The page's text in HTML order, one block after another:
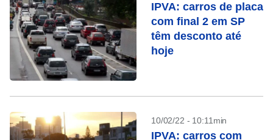
IPVA: carros de placa
com final 2 em SP
têm desconto até
hoje
10/02/22 - 10:11min
IPVA: carros com